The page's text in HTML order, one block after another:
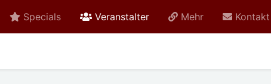
Specials Veranstalteractive Mehr Kontakt